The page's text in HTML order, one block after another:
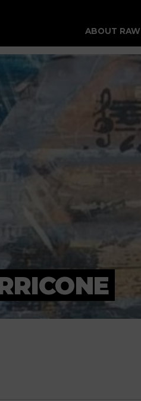
ABOUT RAW